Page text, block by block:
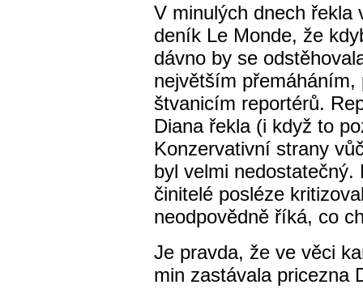
V minulých dnech řekla
deník Le Monde, že
dávno by se
největším
štvanicím reportérů.
Diana řekla (i když to
Konzervativní strany
byl velmi
činitelé posléze
neodpovědně říká, co
Je pravda, že ve věci
min zastávala pricezna